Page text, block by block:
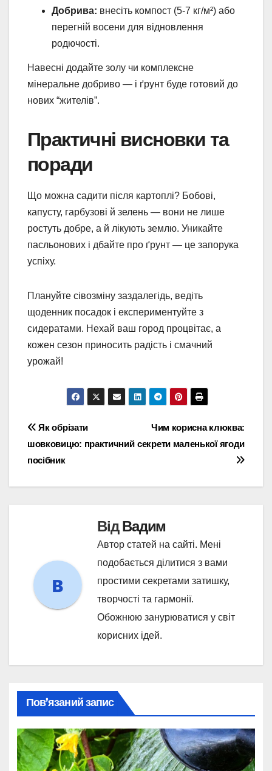
Добрива: внесіть компост (5-7 кг/м²) або
перегній восени для відновлення
родючості.
Навесні додайте золу чи комплексне
мінеральне добриво — і ґрунт буде готовий до
нових “жителів”.
Практичні висновки та
поради
Що можна садити після картоплі? Бобові,
капусту, гарбузові й зелень — вони не лише
ростуть добре, а й лікують землю. Уникайте
пасльонових і дбайте про ґрунт — це запорука
успіху.
Плануйте сівозміну заздалегідь, ведіть
щоденник посадок і експериментуйте з
сидератами. Нехай ваш город процвітає, а
кожен сезон приносить радість і смачний
урожай!
Навігація
записів
Чим корисна клюква:
секрети маленької ягоди
Як обрізати
шовковицю: практичний
посібник
ВідВадим
Автор статей на сайті. Мені
подобається ділитися з вами
простими секретами затишку,
творчості та гармонії.
Обожнюю занурюватися у світ
корисних ідей.
Пов’язаний запис